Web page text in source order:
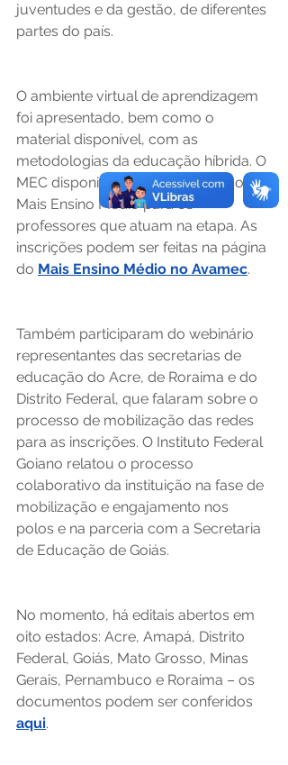
juventudes e da gestão, de diferentes
partes do país.
O ambiente virtual de aprendizagem
foi apresentado, bem como o
material disponível, com as
metodologias da educação híbrida. O
MEC disponibilizou, ainda, o curso
Mais Ensino Médio para os
professores que atuam na etapa. As
inscrições podem ser feitas na página
do Mais Ensino Médio no Avamec.
Também participaram do webinário
representantes das secretarias de
educação do Acre, de Roraima e do
Distrito Federal, que falaram sobre o
processo de mobilização das redes
para as inscrições. O Instituto Federal
Goiano relatou o processo
colaborativo da instituição na fase de
mobilização e engajamento nos
polos e na parceria com a Secretaria
de Educação de Goiás.
No momento, há editais abertos em
oito estados: Acre, Amapá, Distrito
Federal, Goiás, Mato Grosso, Minas
Gerais, Pernambuco e Roraima – os
documentos podem ser conferidos
aqui.